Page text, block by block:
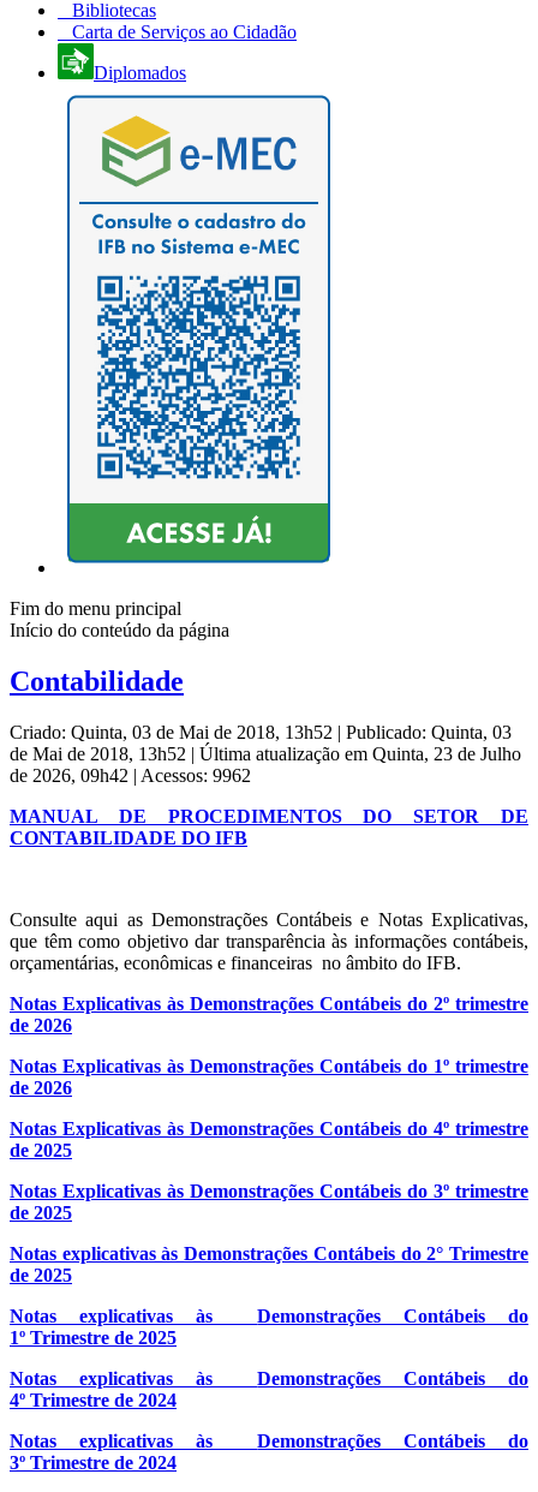
Bibliotecas
Carta de Serviços ao Cidadão
Diplomados
Fim do menu principal
Início do conteúdo da página
Contabilidade
Criado: Quinta, 03 de Mai de 2018, 13h52 | Publicado: Quinta, 03
de Mai de 2018, 13h52 | Última atualização em Quinta, 23 de Julho
de 2026, 09h42 | Acessos: 9962
MANUAL DE PROCEDIMENTOS DO SETOR DE
CONTABILIDADE DO IFB
Consulte aqui as Demonstrações Contábeis e Notas Explicativas,
que têm como objetivo dar transparência às informações contábeis,
orçamentárias, econômicas e financeiras no âmbito do IFB.
Notas Explicativas às Demonstrações Contábeis do 2º trimestre
de 2026
Notas Explicativas às Demonstrações Contábeis do 1º trimestre
de 2026
Notas Explicativas às Demonstrações Contábeis do 4º trimestre
de 2025
Notas Explicativas às Demonstrações Contábeis do 3º trimestre
de 2025
Notas explicativas às Demonstrações Contábeis do 2° Trimestre
de 2025
Notas explicativas àsDemonstrações Contábeis do
1º Trimestre de 2025
Notas explicativas àsDemonstrações Contábeis do
4º Trimestre de 2024
Notas explicativas àsDemonstrações Contábeis do
3º Trimestre de 2024